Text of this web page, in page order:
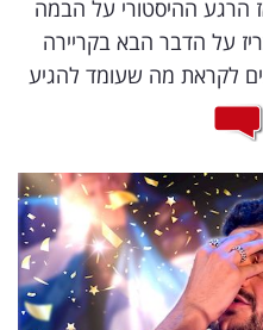
הרגע ההיסטורי על הבמה
על הדבר הבא בקריירה
לקראת מה שעומד להגיע